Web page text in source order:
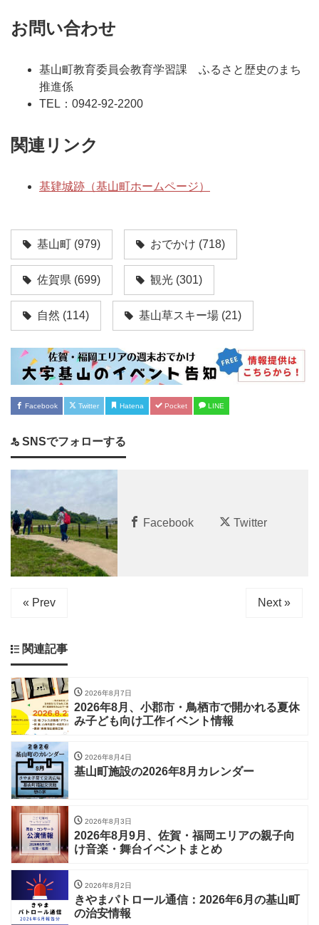
お問い合わせ
基山町教育委員会教育学習課 ふるさと歴史のまち
推進係
TEL：0942-92-2200
関連リンク
基肄城跡（基山町ホームページ）
基山町 (979) おでかけ (718)
佐賀県 (699) 観光 (301)
自然 (114) 基山草スキー場 (21)
Facebook Twitter Hatena Pocket LINE
SNSでフォローする
Facebook Twitter
« Prev Next »
関連記事
2026年8月7日
2026年8月、小郡市・鳥栖市で開かれる夏休
み子ども向け工作イベント情報
2026年8月4日
基山町施設の2026年8月カレンダー
2026年8月3日
2026年8月9月、佐賀・福岡エリアの親子向
け音楽・舞台イベントまとめ
2026年8月2日
きやまパトロール通信：2026年6月の基山町
の治安情報